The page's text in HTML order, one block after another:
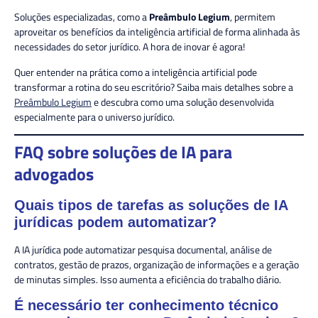
Soluções especializadas, como aPreâmbulo Legium, permitem
aproveitar os benefícios da inteligência artificial de forma alinhada às
necessidades do setor jurídico. A hora de inovar é agora!
Quer entender na prática como a inteligência artificial pode
transformar a rotina do seu escritório? Saiba mais detalhes sobre a
Preâmbulo Legiume descubra como uma solução desenvolvida
especialmente para o universo jurídico.
FAQ sobre soluções de IA para
advogados
Quais tipos de tarefas as soluções de IA
jurídicas podem automatizar?
A IA jurídica pode automatizar pesquisa documental, análise de
contratos, gestão de prazos, organização de informações e a geração
de minutas simples. Isso aumenta a eficiência do trabalho diário.
É necessário ter conhecimento técnico